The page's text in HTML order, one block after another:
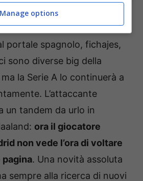
portale spagnolo, fichajes,
sono diverse big della
la Serie A lo continuerà a
L’attaccante
un tandem da urlo in
ora il giocatore
non vede l’ora di voltare
. Una novità assoluta
sempre alla ricerca di nuovi
Manage options